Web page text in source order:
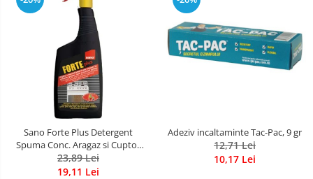
Sano Forte Plus Detergent
Spuma Conc. Aragaz si Cuptor
750ml
23,89 Lei
19,11 Lei
Adeziv incaltaminte Tac-Pac, 9 gr
12,71 Lei
10,17 Lei